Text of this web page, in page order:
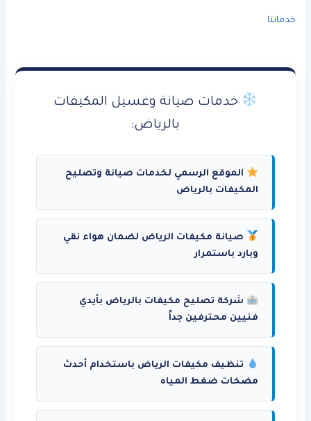
خدماتنا
خدمات صيانة وغسيل المكيفات
بالرياض:
الموقع الرسمي لخدمات صيانة وتصليح
المكيفات بالرياض
صيانة مكيفات الرياض لضمان هواء نقي
وبارد باستمرار
شركة تصليح مكيفات بالرياض بأيدي
فنيين محترفين جداً
تنظيف مكيفات الرياض باستخدام أحدث
مضخات ضغط المياه